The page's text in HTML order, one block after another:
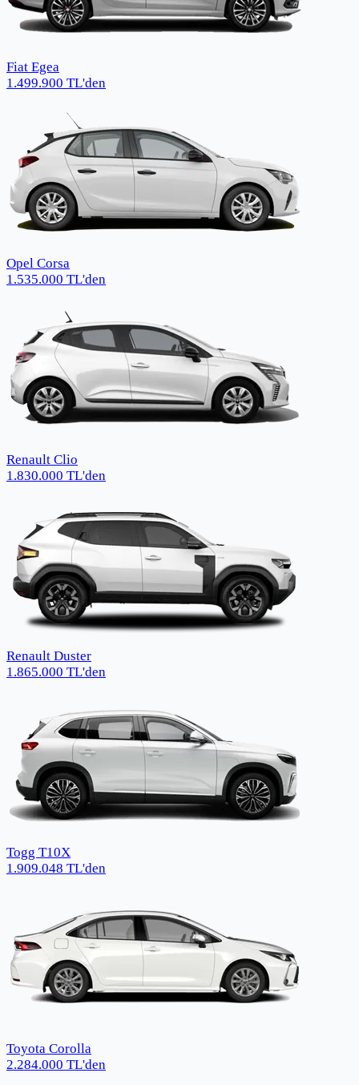
Fiat Egea
1.499.900 TL'den
Opel Corsa
1.535.000 TL'den
Renault Clio
1.830.000 TL'den
Renault Duster
1.865.000 TL'den
Togg T10X
1.909.048 TL'den
Toyota Corolla
2.284.000 TL'den